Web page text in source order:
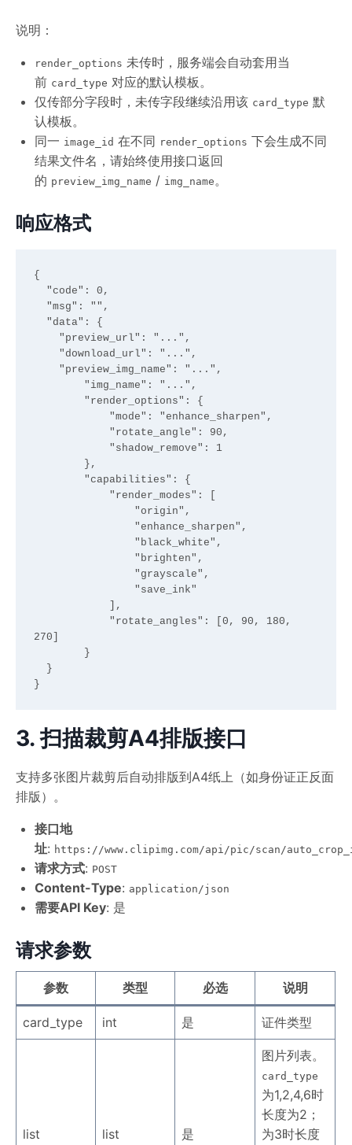
说明：
render_options 未传时，服务端会自动套用当
前 card_type 对应的默认模板。
仅传部分字段时，未传字段继续沿用该 card_type 默
认模板。
同一 image_id 在不同 render_options 下会生成不同
结果文件名，请始终使用接口返回
的 preview_img_name / img_name。
响应格式
{
270]
3. 扫描裁剪A4排版接口
支持多张图片裁剪后自动排版到A4纸上（如身份证正反面
排版）。
接口地
址: https://www.clipimg.com/api/pic/scan/
请求方式: POST
Content-Type: application/json
需要API Key: 是
请求参数
参数 类型 必选 说明
card_type int 是 证件类型
list list 是
图片列表。
card_type
为1,2,4,6时
长度为2；
为3时长度